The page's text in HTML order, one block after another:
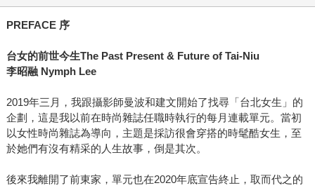
PREFACE 序
台女的前世今生The Past Present & Future of Tai-Niu
李昭融Nymph Lee
2019年三月，我跟攝影師曼波和建文開始了找尋「台北女生」的
企劃，這是我以前在時尚雜誌任職時執行的每月連載單元。當初
以女性時尚雜誌為導向，主題是採訪很會穿搭的時髦酷女生，至
於她們有沒有精采的人生故事，倒是其次。
後來我離開了前東家，單元也在2020年底宣告終止，取而代之的